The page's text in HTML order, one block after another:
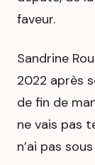
faveur.
Sandrine
2022 après
de fin de
ne vais pas
n’ai pas